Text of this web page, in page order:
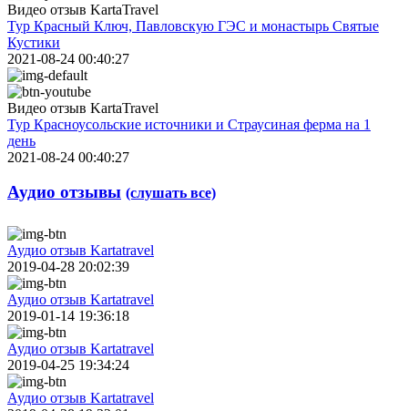
Видео отзыв KartaTravel
Тур Красный Ключ, Павловскую ГЭС и монастырь Святые
Кустики
2021-08-24 00:40:27
Видео отзыв KartaTravel
Тур Красноусольские источники и Страусиная ферма на 1
день
2021-08-24 00:40:27
Аудио отзывы (слушать все)
Аудио отзыв Kartatravel
2019-04-28 20:02:39
Аудио отзыв Kartatravel
2019-01-14 19:36:18
Аудио отзыв Kartatravel
2019-04-25 19:34:24
Аудио отзыв Kartatravel